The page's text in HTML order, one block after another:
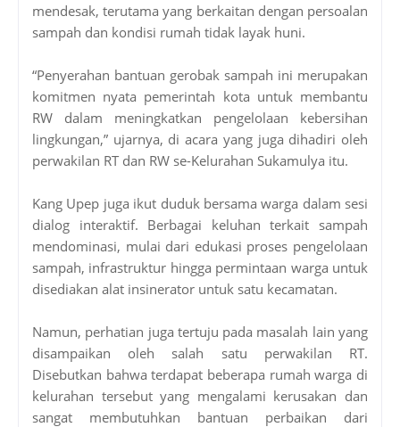
mendesak, terutama yang berkaitan dengan persoalan
sampah dan kondisi rumah tidak layak huni.
“Penyerahan bantuan gerobak sampah ini merupakan
komitmen nyata pemerintah kota untuk membantu
RW dalam meningkatkan pengelolaan kebersihan
lingkungan,” ujarnya, di acara yang juga dihadiri oleh
perwakilan RT dan RW se-Kelurahan Sukamulya itu.
Kang Upep juga ikut duduk bersama warga dalam sesi
dialog interaktif. Berbagai keluhan terkait sampah
mendominasi, mulai dari edukasi proses pengelolaan
sampah, infrastruktur hingga permintaan warga untuk
disediakan alat insinerator untuk satu kecamatan.
Namun, perhatian juga tertuju pada masalah lain yang
disampaikan oleh salah satu perwakilan RT.
Disebutkan bahwa terdapat beberapa rumah warga di
kelurahan tersebut yang mengalami kerusakan dan
sangat membutuhkan bantuan perbaikan dari